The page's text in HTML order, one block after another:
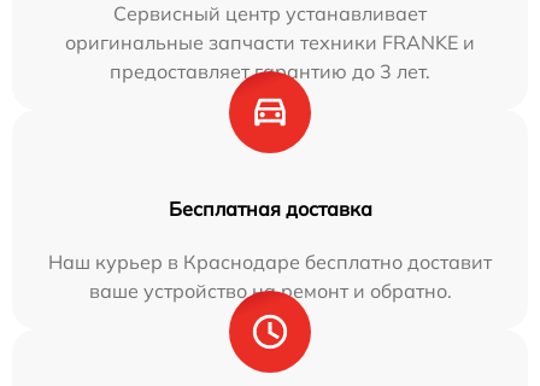
Сервисный центр устанавливает
оригинальные запчасти техники FRANKE и
предоставляет гарантию до 3 лет.
Бесплатная доставка
Наш курьер в Краснодаре бесплатно доставит
ваше устройство на ремонт и обратно.